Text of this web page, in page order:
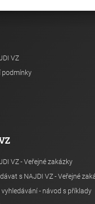
VZ
podmínky
VZ - Veřejné zakázky
s NAJDI VZ - Veřejné
- návod s příklady